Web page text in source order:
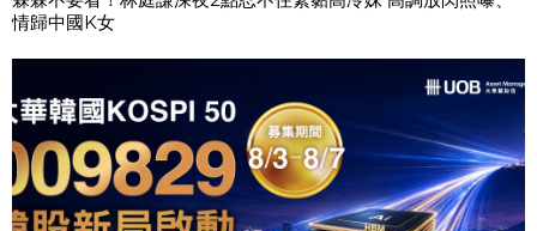
情歸中國K女